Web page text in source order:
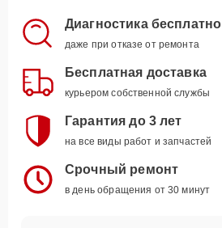
Диагностика бесплатно
даже при отказе от ремонта
Бесплатная доставка
курьером собственной службы
Гарантия до 3 лет
на все виды работ и запчастей
Срочный ремонт
в день обращения от 30 минут